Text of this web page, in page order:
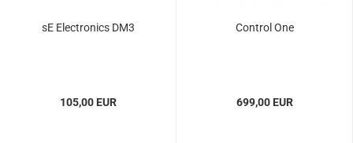
sE Electronics DM3
105,00 EUR
Control One
699,00 EUR